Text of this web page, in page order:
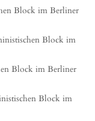
Block im Berliner
Block im
Block im Berliner
Block im